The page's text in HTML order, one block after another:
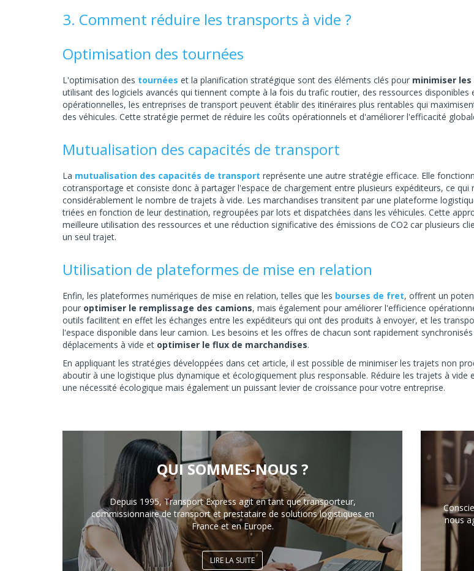
3. Comment réduire les transports à vide ?
Optimisation des tournées
L'optimisation des tournées et la planification stratégique sont des éléments clés pour minimiser
utilisant des logiciels avancés qui tiennent compte à la fois du trafic routier, des ressources disponibles
opérationnelles, les entreprises de transport peuvent établir des itinéraires plus rentables qui
des véhicules. Cette stratégie permet de réduire les coûts opérationnels et d'améliorer l'efficacité
Mutualisation des capacités de transport
La mutualisation des capacités de transport représente une autre stratégie efficace. Elle
cotransportage et consiste donc à partager l'espace de chargement entre plusieurs expéditeurs, ce qui
considérablement le nombre de trajets à vide. Les marchandises transitent par une plateforme
triées en fonction de leur destination, regroupées par lots et dispatchées dans les véhicules. Cette
meilleure utilisation des ressources et une réduction significative des émissions de CO2 car plusieurs
un seul trajet.
Utilisation de plateformes de mise en relation
Enfin, les plateformes numériques de mise en relation, telles que les bourses de fret, offrent un
pour optimiser le remplissage des camions, mais également pour améliorer l'efficience
outils facilitent en effet les échanges entre les expéditeurs qui ont des produits à envoyer, et les
l'espace disponible dans leur camion. Les besoins et les offres de chacun sont rapidement
déplacements à vide et optimiser le flux de marchandises.
En appliquant les stratégies développées dans cet article, il est possible de minimiser les trajets non
aboutir à une logistique plus dynamique et écologiquement plus responsable. Réduire les trajets à vide
une nécessité écologique mais également un puissant levier de croissance pour votre entreprise.
QUI SOMMES-NOUS ?
Depuis 1995, Transport Express agit en tant que transporteur,
commissionnaire de transport et prestataire de solutions logistiques en
France et en Europe.
LIRE LA SUITE
nous